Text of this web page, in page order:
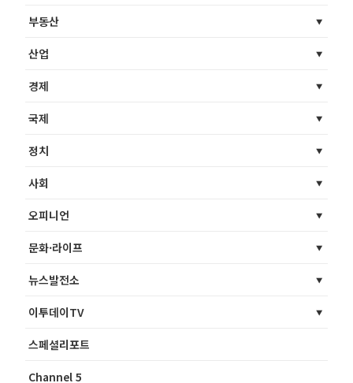
부동산
산업
경제
국제
정치
사회
오피니언
문화·라이프
뉴스발전소
이투데이TV
스페셜리포트
Channel 5